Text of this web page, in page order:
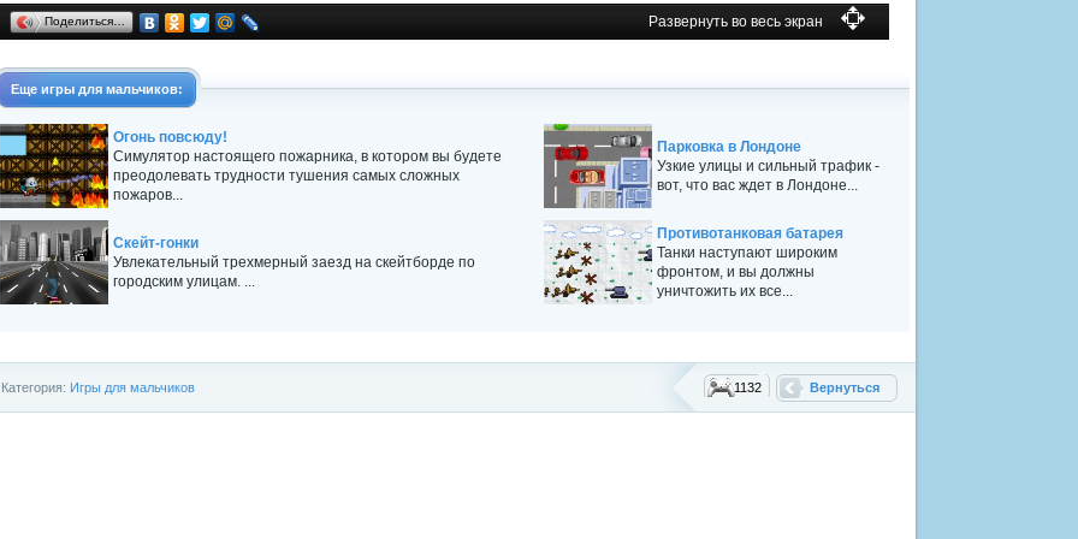
Поделиться… Развернуть во весь экран
Еще игры для мальчиков:
Огонь повсюду!
Симулятор настоящего пожарника, в котором вы будете
преодолевать трудности тушения самых сложных
пожаров...
Парковка в Лондоне
Узкие улицы и сильный трафик -
вот, что вас ждет в Лондоне...
Скейт-гонки
Увлекательный трехмерный заезд на скейтборде по
городским улицам. ...
Противотанковая батарея
Танки наступают широким
фронтом, и вы должны
уничтожить их все...
Вернуться
1132
Категория: Игры для мальчиков